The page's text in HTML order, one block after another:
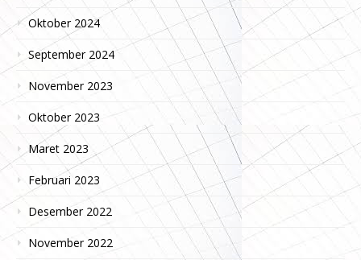
Oktober 2024
September 2024
November 2023
Oktober 2023
Maret 2023
Februari 2023
Desember 2022
November 2022